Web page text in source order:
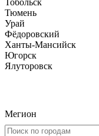
Тюмень
Урай
Фёдоровский
Ханты-Мансийск
Югорск
Ялуторовск
Мегион